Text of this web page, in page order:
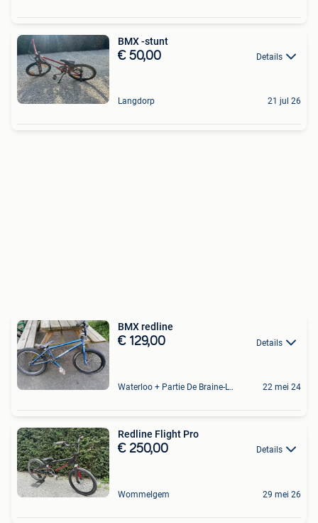
BMX -stunt
€ 50,00 Details
Langdorp 21 jul 26
BMX redline
€ 129,00 Details
Waterloo + Partie De Braine-L'Alleud, De Ohain 22 mei 24
Redline Flight Pro
€ 250,00 Details
Wommelgem 29 mei 26